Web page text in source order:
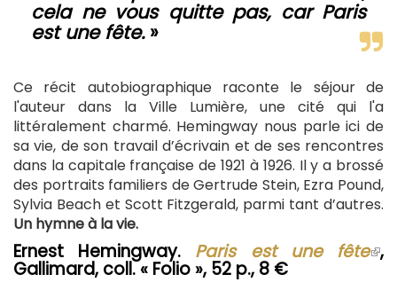
cela ne vous quitte pas, car Paris
est une fête.»
Ce récit autobiographique raconte le séjour de
l'auteur dans la Ville Lumière, une cité qui l'a
littéralement charmé. Hemingway nous parle ici de
sa vie, de son travail d’écrivain et de ses rencontres
dans la capitale française de 1921 à 1926. Il y a brossé
des portraits familiers de Gertrude Stein, Ezra Pound,
Sylvia Beach et Scott Fitzgerald, parmi tant d’autres.
Un hymne à la vie.
Ernest Hemingway. Paris est une fête(le,
Gallimard, coll. « Folio », 52 p., 8 €